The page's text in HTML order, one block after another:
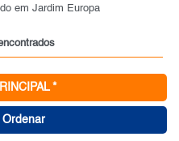
em Jardim Europa
*
Ordenar